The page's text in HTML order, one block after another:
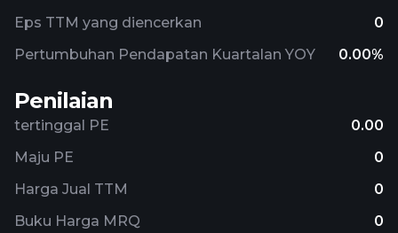
Eps TTM yang diencerkan
0
Pertumbuhan Pendapatan Kuartalan YOY
0.00%
Penilaian
tertinggal PE
0.00
Maju PE
0
Harga Jual TTM
0
Buku Harga MRQ
0